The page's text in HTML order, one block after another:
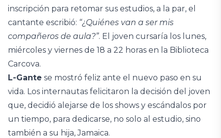
inscripción para retomar sus estudios, a la par, el
cantante escribió: “¿Quiénes van a ser mis
compañeros de aula?”. El joven cursaría los lunes,
miércoles y viernes de 18 a 22 horas en la Biblioteca
Carcova.
L-Gante se mostró feliz ante el nuevo paso en su
vida. Los internautas felicitaron la decisión del joven
que, decidió alejarse de los shows y escándalos por
un tiempo, para dedicarse, no solo al estudio, sino
también a su hija, Jamaica.